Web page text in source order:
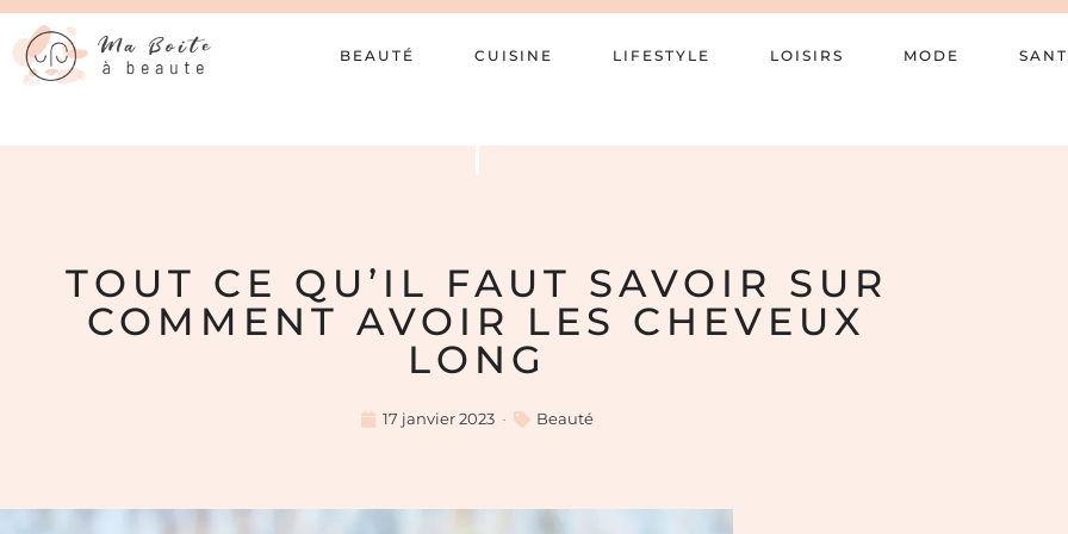
BEAUTÉ CUISINE LIFESTYLE LOISIRS MODE
TOUT CE QU’IL FAUT SAVOIR SUR
COMMENT AVOIR LES CHEVEUX
LONG
17 janvier 2023 Beauté